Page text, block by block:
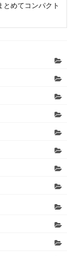
とめてコンパクト